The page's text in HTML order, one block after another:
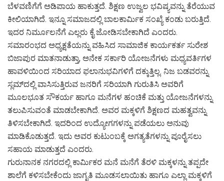
ಬೆಳವಣಿಗೆಗೆ ಅಡಿಪಾಯ ಹಾಕುತ್ತದೆ. ಶಿಕ್ಷಣ ಉಜ್ವಲ ಭವಿಷ್ಯವನ್ನು ತೆರೆಯುವ
ಕೀಲಿಯಾಗಿದೆ. ಇನ್ನೂ ಸಮಾಜದಲ್ಲಿ ಬಾಲಕಾರ್ಮಿಕ ಸಂಖ್ಯೆ ಕಂಡು ಬರುತ್ತಿದೆ.
ಇದರ ನಿರ್ಮೂಲನೆಗೆ ಎಲ್ಲರು ಕೈ ಜೋಡಿಸಬೇಕಾಗಿದೆ ಎಂದರು.
ಸಮಾರಂಭದ ಅಧ್ಯಕ್ಷತೆಯನ್ನು ವಹಿಸಿದ ಸಾಮಾಜಿಕ ಕಾರ್ಯಕರ್ತ ಸುರೇಶ
ಬಿಜಾಪುರ ಮಾತನಾಡುತ್ತಾ, ಅನೇಕ ಸರ್ಕಾರಿ ಯೋಜನೆಗಳು ಮಧ್ಯವರ್ತಿಗಳ
ಹಾವಳಿಯಿಂದ ಸರಿಯಾದ ಫಲಾನುಭವಿಗಳಿಗೆ ದಕ್ಕುತ್ತಿಲ್ಲ. ನಿಜ ಬಡವರನ್ನು
ಸ್ಲಮ್‌ದಲ್ಲಿ ವಾಸಿಸುತ್ತಿರುವ ಜನರಿಗೆ ಸರಿಯಾಗಿ ಗುರುತಿಸಿ ಅವರಿಗೆ
ಮೂಲಭೂತ ಸೌಕರ್ಯ ಹಾಗೂ ಮನೆಗಳ ಹಂಚಿಕೆ ಮತ್ತು ಯೋಜನೆಗಳನ್ನು
ತಲುಪಿಸುವಂತೆ ಮಾಡಬೇಕಾಗಿದೆ. ಅವರ ಮಕ್ಕಳಿಗೆ ಶಿಕ್ಷಣದ ಮಹತ್ವವನ್ನು
ತಿಳಿಸಬೇಕಾಗಿದೆ. ಇದರಿಂದ ಉದ್ಯೋಗಗಳನ್ನು ಪಡೆಯಲು ಅನುವು
ಮಾಡಿಕೊಡುತ್ತದೆ. ಇದು ಅವರ ಕುಟುಂಬಕ್ಕೆ ಅಗತ್ಯತೆಗಳನ್ನು ಪೂರೈಸಲು
ಸಹಾಯ ಮಾಡುತ್ತದೆ ಎಂದರು.
ಗುರುನಾನಕ ನಗರದಲ್ಲಿ ಕಾರ್ಮಿಕರ ಮನೆ ಮನೆಗೆ ತೆರಳಿ ಮಕ್ಕಳನ್ನು ತಪ್ಪದೇ
ಶಾಲೆಗೆ ಕಳಿಸಬೇಕೆಂದು ಜಾಗೃತಿ ಮೂಡಸಲಾಯಿತು ಹಾಗೂ ಎಲ್ಲಾ ಮಕ್ಕಳಿಗೆ